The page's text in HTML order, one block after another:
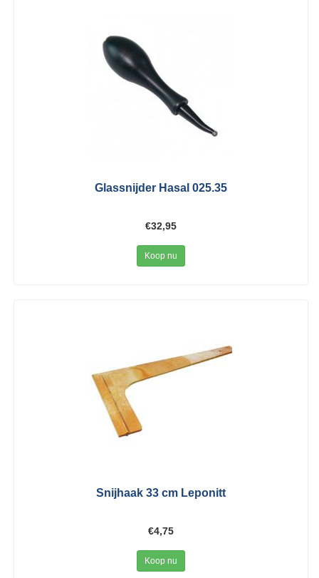
Glassnijder Hasal 025.35
€32,95
Koop nu
Snijhaak 33 cm Leponitt
€4,75
Koop nu